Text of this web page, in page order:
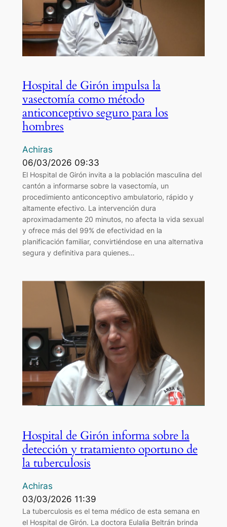
Hospital de Girón impulsa la
vasectomía como método
anticonceptivo seguro para los
hombres
Achiras
06/03/2026 09:33
El Hospital de Girón invita a la población masculina del
cantón a informarse sobre la vasectomía, un
procedimiento anticonceptivo ambulatorio, rápido y
altamente efectivo. La intervención dura
aproximadamente 20 minutos, no afecta la vida sexual
y ofrece más del 99% de efectividad en la
planificación familiar, convirtiéndose en una alternativa
segura y definitiva para quienes…
Hospital de Girón informa sobre la
detección y tratamiento oportuno de
la tuberculosis
Achiras
03/03/2026 11:39
La tuberculosis es el tema médico de esta semana en
el Hospital de Girón. La doctora Eulalia Beltrán brinda